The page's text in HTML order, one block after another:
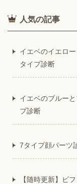
人気の記事
イエベのイエロ
タイプ診断
イエベのブルー
プ診断
7タイプ顔パーツ
【随時更新】ビ